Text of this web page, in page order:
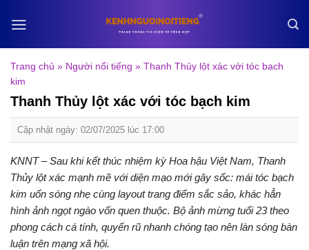
Trang chủ » Người nổi tiếng » Thanh Thủy lột xác với tóc bạch
kim
Thanh Thủy lột xác với tóc bạch kim
Cập nhật ngày: 02/07/2025 lúc 17:00
KNNT – Sau khi kết thúc nhiệm kỳ Hoa hậu Việt Nam, Thanh
Thủy lột xác mạnh mẽ với diện mạo mới gây sốc: mái tóc bạch
kim uốn sóng nhẹ cùng layout trang điểm sắc sảo, khác hẳn
hình ảnh ngọt ngào vốn quen thuộc. Bộ ảnh mừng tuổi 23 theo
phong cách cá tính, quyến rũ nhanh chóng tạo nên làn sóng bàn
luận trên mạng xã hội.